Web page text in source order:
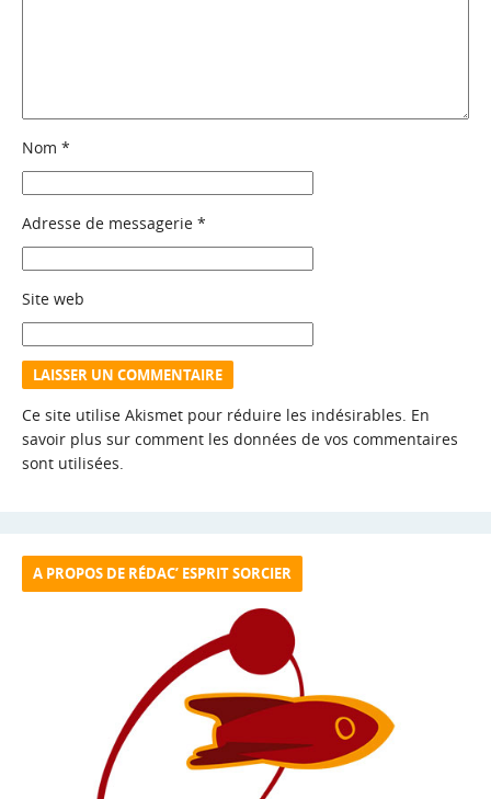
Nom *
Adresse de messagerie *
Site web
Ce site utilise Akismet pour réduire les indésirables. En
savoir plus sur comment les données de vos commentaires
sont utilisées
A PROPOS DE RÉDAC’ ESPRIT SORCIER